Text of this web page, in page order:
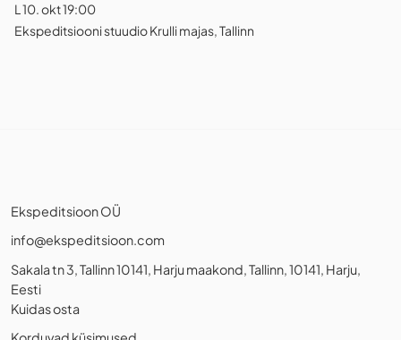
L 10. okt 19:00
Ekspeditsiooni stuudio Krulli majas, Tallinn
Ekspeditsioon OÜ
info@ekspeditsioon.com
Sakala tn 3, Tallinn 10141, Harju maakond, Tallinn, 10141, Harju,
Eesti
Kuidas osta